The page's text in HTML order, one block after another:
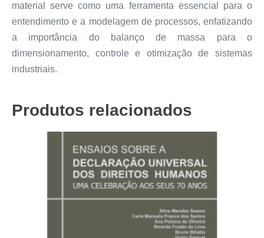
material serve como uma ferramenta essencial para o
entendimento e a modelagem de processos, enfatizando
a importância do balanço de massa para o
dimensionamento, controle e otimização de sistemas
industriais.
Produtos relacionados